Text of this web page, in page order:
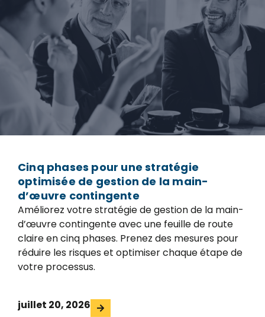
Cinq phases pour une stratégie
optimisée de gestion de la main-
d’œuvre contingente
Améliorez votre stratégie de gestion de la main-
d’œuvre contingente avec une feuille de route
claire en cinq phases. Prenez des mesures pour
réduire les risques et optimiser chaque étape de
votre processus.
juillet 20, 2026